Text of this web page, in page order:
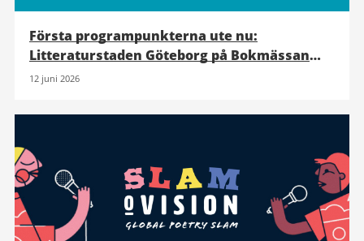
Första programpunkterna ute nu:
Litteraturstaden Göteborg på Bokmässan
2026
12 juni 2026